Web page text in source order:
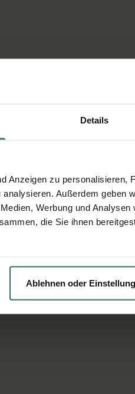
Details
Anzeigen zu personalisieren,
Außerdem geben
Werbung und
die Sie ihnen
Ablehnen oder